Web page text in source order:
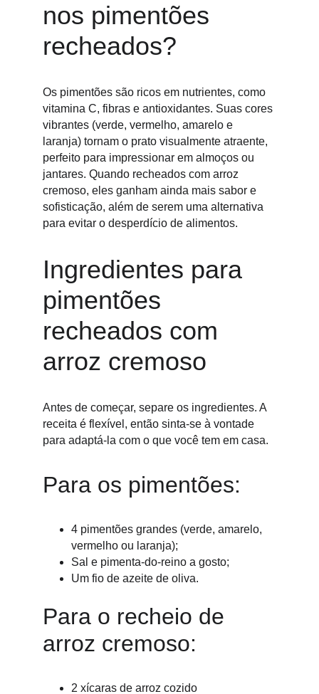
nos pimentões
recheados?
Os pimentões são ricos em nutrientes, como
vitamina C, fibras e antioxidantes. Suas cores
vibrantes (verde, vermelho, amarelo e
laranja) tornam o prato visualmente atraente,
perfeito para impressionar em almoços ou
jantares. Quando recheados com arroz
cremoso, eles ganham ainda mais sabor e
sofisticação, além de serem uma alternativa
para evitar o desperdício de alimentos.
Ingredientes para
pimentões
recheados com
arroz cremoso
Antes de começar, separe os ingredientes. A
receita é flexível, então sinta-se à vontade
para adaptá-la com o que você tem em casa.
Para os pimentões:
4 pimentões grandes (verde, amarelo,
vermelho ou laranja);
Sal e pimenta-do-reino a gosto;
Um fio de azeite de oliva.
Para o recheio de
arroz cremoso:
2 xícaras de arroz cozido